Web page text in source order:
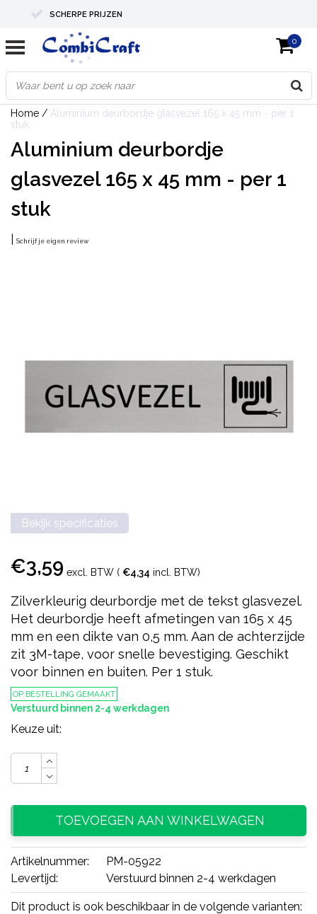
SCHERPE PRIJZEN
PROFESSIONELE KWALITEIT
EXPERTS IN MAATWERK
0
Home / Aluminium deurbordje glasvezel 165 x 45 mm - per 1
stuk
Aluminium deurbordje
glasvezel 165 x 45 mm - per 1
stuk
Schrijf je eigen review
Bekijk specificaties
€3,59 excl. BTW ( €4,34 incl. BTW)
Zilverkleurig deurbordje met de tekst glasvezel.
Het deurbordje heeft afmetingen van 165 x 45
mm en een dikte van 0,5 mm. Aan de achterzijde
zit 3M-tape, voor snelle bevestiging. Geschikt
voor binnen en buiten. Per 1 stuk.
OP BESTELLING GEMAAKT
Verstuurd binnen 2-4 werkdagen
Keuze uit:
TOEVOEGEN AAN WINKELWAGEN
Artikelnummer:
PM-05922
Levertijd:
Verstuurd binnen 2-4 werkdagen
Dit product is ook beschikbaar in de volgende varianten: